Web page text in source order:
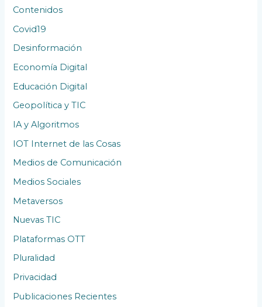
Contenidos
Covid19
Desinformación
Economía Digital
Educación Digital
Geopolítica y TIC
IA y Algoritmos
IOT Internet de las Cosas
Medios de Comunicación
Medios Sociales
Metaversos
Nuevas TIC
Plataformas OTT
Pluralidad
Privacidad
Publicaciones Recientes